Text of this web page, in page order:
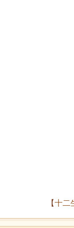
【十二